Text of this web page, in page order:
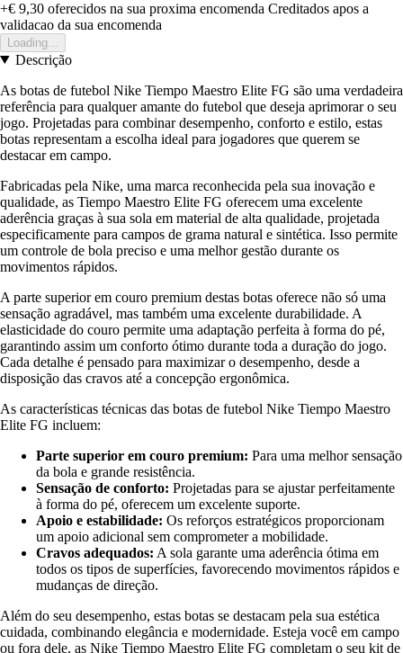
+€ 9,30 oferecidos na sua proxima encomenda Creditados apos a
validacao da sua encomenda
Loading...
Descrição
As botas de futebol Nike Tiempo Maestro Elite FG são uma verdadeira
referência para qualquer amante do futebol que deseja aprimorar o seu
jogo. Projetadas para combinar desempenho, conforto e estilo, estas
botas representam a escolha ideal para jogadores que querem se
destacar em campo.
Fabricadas pela Nike, uma marca reconhecida pela sua inovação e
qualidade, as Tiempo Maestro Elite FG oferecem uma excelente
aderência graças à sua sola em material de alta qualidade, projetada
especificamente para campos de grama natural e sintética. Isso permite
um controle de bola preciso e uma melhor gestão durante os
movimentos rápidos.
A parte superior em couro premium destas botas oferece não só uma
sensação agradável, mas também uma excelente durabilidade. A
elasticidade do couro permite uma adaptação perfeita à forma do pé,
garantindo assim um conforto ótimo durante toda a duração do jogo.
Cada detalhe é pensado para maximizar o desempenho, desde a
disposição das cravos até a concepção ergonômica.
As características técnicas das botas de futebol Nike Tiempo Maestro
Elite FG incluem:
Parte superior em couro premium: Para uma melhor sensação
da bola e grande resistência.
Sensação de conforto: Projetadas para se ajustar perfeitamente
à forma do pé, oferecem um excelente suporte.
Apoio e estabilidade: Os reforços estratégicos proporcionam
um apoio adicional sem comprometer a mobilidade.
Cravos adequados: A sola garante uma aderência ótima em
todos os tipos de superfícies, favorecendo movimentos rápidos e
mudanças de direção.
Além do seu desempenho, estas botas se destacam pela sua estética
cuidada, combinando elegância e modernidade. Esteja você em campo
ou fora dele, as Nike Tiempo Maestro Elite FG completam o seu kit de